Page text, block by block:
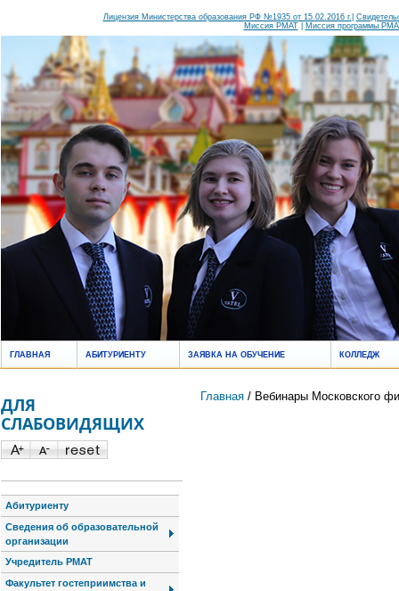
Лицензия Министерства образования РФ №1935 от 15.02.2016 г.
Миссия РМАТ| Миссия программы
ГЛАВНАЯ АБИТУРИЕНТУ ЗАЯВКА НА ОБУЧЕНИЕ КОЛЛЕДЖ
Главная / Вебинары Московского
ДЛЯ
СЛАБОВИДЯЩИХ
Абитуриенту
Сведения об образовательной
организации
Учредитель РМАТ
Факультет гостеприимства и